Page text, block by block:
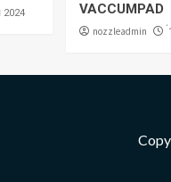
2024
VACCUMPAD
nozzleadmin